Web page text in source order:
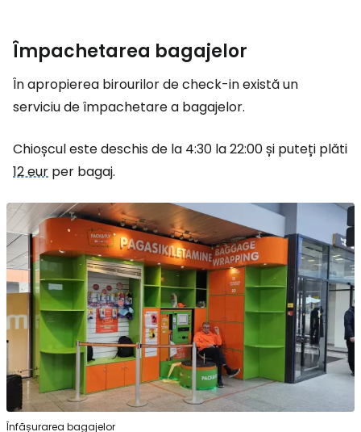
Împachetarea bagajelor
În apropierea birourilor de check-in există un
serviciu de împachetare a bagajelor.
Chioșcul este deschis de la 4:30 la 22:00 și puteți plăti
12 eur per bagaj.
Înfășurarea bagajelor